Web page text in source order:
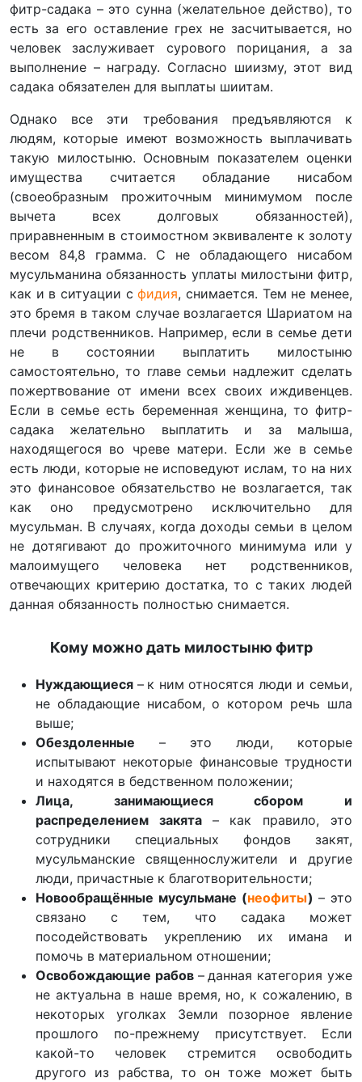
фитр-садака – это сунна (желательное действо), то
есть за его оставление грех не засчитывается, но
человек заслуживает сурового порицания, а за
выполнение – награду. Согласно шиизму, этот вид
садака обязателен для выплаты шиитам.
Однако все эти требования предъявляются к
людям, которые имеют возможность выплачивать
такую милостыню. Основным показателем оценки
имущества считается обладание нисабом
(своеобразным прожиточным минимумом после
вычета всех долговых обязанностей),
приравненным в стоимостном эквиваленте к золоту
весом 84,8 грамма. С не обладающего нисабом
мусульманина обязанность уплаты милостыни фитр,
как и в ситуации сфидия, снимается. Тем не менее,
это бремя в таком случае возлагается Шариатом на
плечи родственников. Например, если в семье дети
не в состоянии выплатить милостыню
самостоятельно, то главе семьи надлежит сделать
пожертвование от имени всех своих иждивенцев.
Если в семье есть беременная женщина, то фитр-
садака желательно выплатить и за малыша,
находящегося во чреве матери. Если же в семье
есть люди, которые не исповедуют ислам, то на них
это финансовое обязательство не возлагается, так
как оно предусмотрено исключительно для
мусульман. В случаях, когда доходы семьи в целом
не дотягивают до прожиточного минимума или у
малоимущего человека нет родственников,
отвечающих критерию достатка, то с таких людей
данная обязанность полностью снимается.
Кому можно дать милостыню фитр
Нуждающиеся – к ним относятся люди и семьи,
не обладающие нисабом, о котором речь шла
выше;
Обездоленные – это люди, которые
испытывают некоторые финансовые трудности
и находятся в бедственном положении;
Лица, занимающиеся сбором и
распределением закята – как правило, это
сотрудники специальных фондов закят,
мусульманские священнослужители и другие
люди, причастные к благотворительности;
Новообращённые мусульмане (неофиты) – это
связано с тем, что садака может
посодействовать укреплению их имана и
помочь в материальном отношении;
Освобождающие рабов – данная категория уже
не актуальна в наше время, но, к сожалению, в
некоторых уголках Земли позорное явление
прошлого по-прежнему присутствует. Если
какой-то человек стремится освободить
другого из рабства, то он тоже может быть